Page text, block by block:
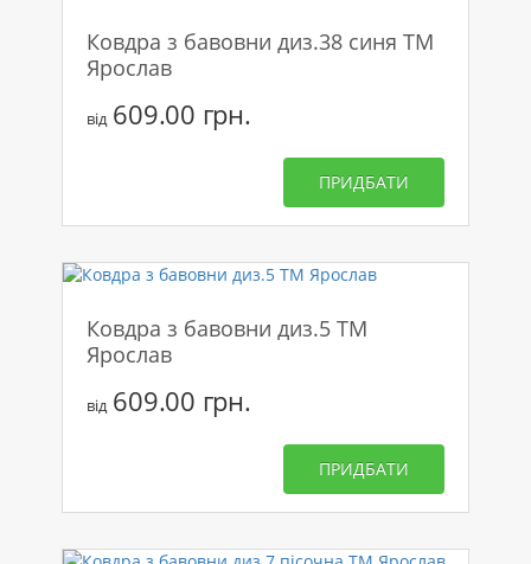
Ковдра з бавовни диз.38 синя ТМ
Ярослав
від609.00 грн.
ПРИДБАТИ
Ковдра з бавовни диз.5 ТМ
Ярослав
від609.00 грн.
ПРИДБАТИ